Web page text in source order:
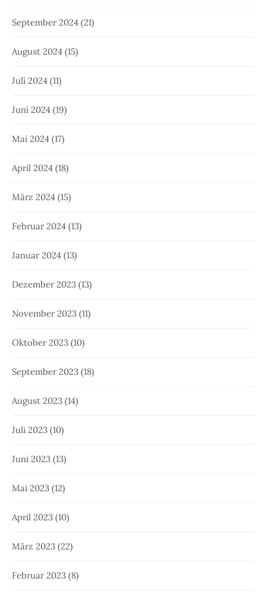
September 2024 (21)
August 2024 (15)
Juli 2024 (11)
Juni 2024 (19)
Mai 2024 (17)
April 2024 (18)
März 2024 (15)
Februar 2024 (13)
Januar 2024 (13)
Dezember 2023 (13)
November 2023 (11)
Oktober 2023 (10)
September 2023 (18)
August 2023 (14)
Juli 2023 (10)
Juni 2023 (13)
Mai 2023 (12)
April 2023 (10)
März 2023 (22)
Februar 2023 (8)